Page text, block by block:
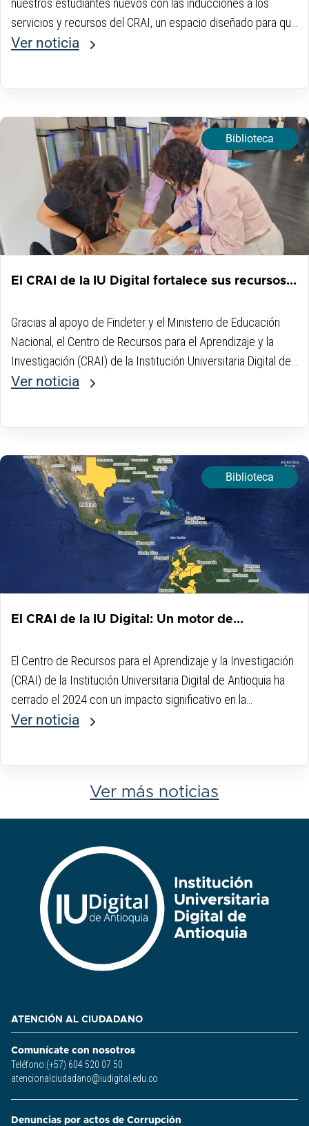
nuestros estudiantes nuevos con las inducciones a los
servicios y recursos del CRAI, un espacio diseñado para que
conozcan todo lo que tenemos para apoyar su proceso...
Ver noticia
Biblioteca
El CRAI de la IU Digital fortalece sus recursos...
Gracias al apoyo de Findeter y el Ministerio de Educación
Nacional, el Centro de Recursos para el Aprendizaje y la
Investigación (CRAI) de la Institución Universitaria Digital de
Antioquia amplió su oferta de herramientas tecnológicas...
Ver noticia
Biblioteca
El CRAI de la IU Digital: Un motor de...
El Centro de Recursos para el Aprendizaje y la Investigación
(CRAI) de la Institución Universitaria Digital de Antioquia ha
cerrado el 2024 con un impacto significativo en la
comunidad educativa y más allá de sus fronteras, llegando a
Ver noticia
Ver más noticias
ATENCIÓN AL CIUDADANO
Comunícate con nosotros
Teléfono:(+57) 604 520 07 50
atencionalciudadano@iudigital.edu.co
Denuncias por actos de Corrupción